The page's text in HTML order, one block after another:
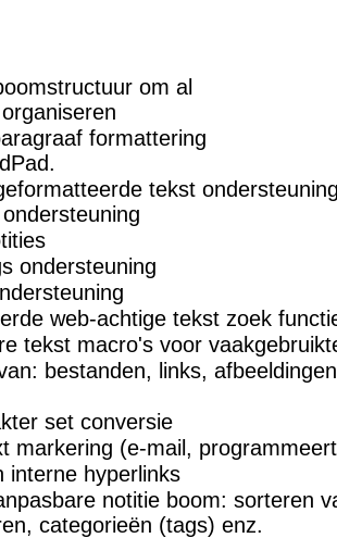
om al
formattering
tekst
ondersteuning
web-achtige tekst zoek
tekst macro's voor
bestanden, links,
set conversie
markering (e-mail,
interne hyperlinks
notitie boom: sorteren
categorieën (tags) enz.